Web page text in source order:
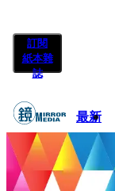
訂閱
紙本雜
誌
最新